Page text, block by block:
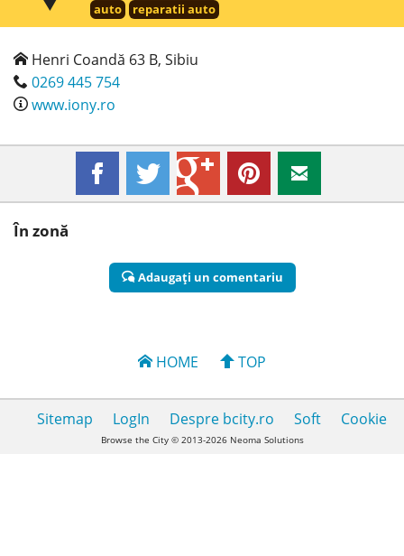
auto reparatii auto
Henri Coandă 63 B, Sibiu
0269 445 754
www.iony.ro
În zonă
Adaugaţi un comentariu
HOME TOP
Sitemap LogIn Despre bcity.ro Soft Cookie
Browse the City © 2013-2026 Neoma Solutions